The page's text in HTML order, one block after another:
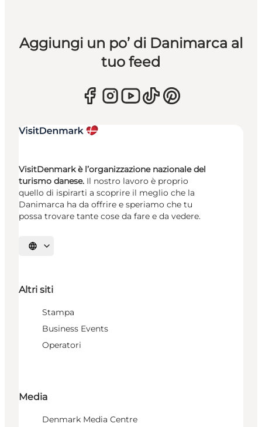
Aggiungi un po’ di Danimarca al
tuo feed
VisitDenmark è l’organizzazione nazionale del
turismo danese. Il nostro lavoro è proprio
quello di ispirarti a scoprire il meglio che la
Danimarca ha da offrire e speriamo che tu
possa trovare tante cose da fare e da vedere.
Seleziona la lingua
Altri siti
Stampa
Business Events
Operatori
Media
Denmark Media Centre